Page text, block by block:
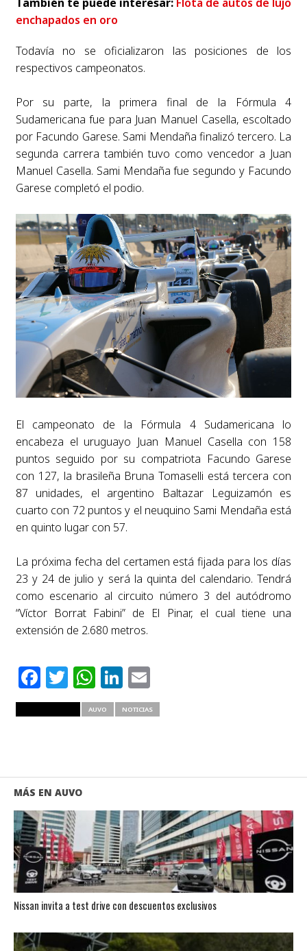
enchapados en oro
Todavía no se oficializaron las posiciones de los
respectivos campeonatos.
Por su parte, la primera final de la Fórmula 4
Sudamericana fue para Juan Manuel Casella, escoltado
por Facundo Garese. Sami Mendaña finalizó tercero. La
segunda carrera también tuvo como vencedor a Juan
Manuel Casella. Sami Mendaña fue segundo y Facundo
Garese completó el podio.
El campeonato de la Fórmula 4 Sudamericana lo
encabeza el uruguayo Juan Manuel Casella con 158
puntos seguido por su compatriota Facundo Garese
con 127, la brasileña Bruna Tomaselli está tercera con
87 unidades, el argentino Baltazar Leguizamón es
cuarto con 72 puntos y el neuquino Sami Mendaña está
en quinto lugar con 57.
La próxima fecha del certamen está fijada para los días
23 y 24 de julio y será la quinta del calendario. Tendrá
como escenario al circuito número 3 del autódromo
“Víctor Borrat Fabini” de El Pinar, el cual tiene una
extensión de 2.680 metros.
Facebook
Twitter
WhatsApp
LinkedIn
Email
AUVO NOTICIAS
MÁS EN AUVO
Nissan invita a test drive con descuentos exclusivos